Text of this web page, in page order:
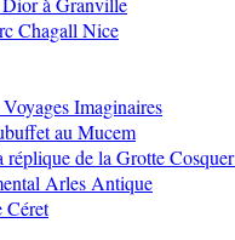
Chagall Nice
Imaginaires
au Mucem
de la Grotte
Arles Antique
Céret